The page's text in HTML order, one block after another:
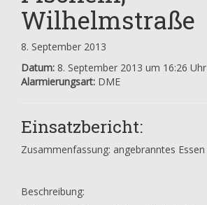
Wilhelmstraße
8. September 2013
Datum: 8. September 2013 um 16:26 Uhr
Alarmierungsart: DME
Einsatzbericht:
Zusammenfassung: angebranntes Essen
Beschreibung: